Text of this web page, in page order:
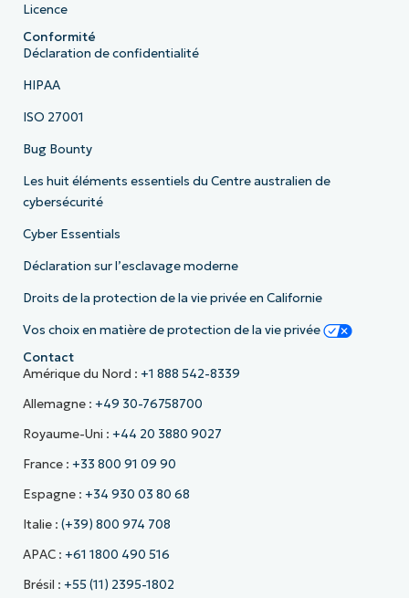
Licence
Conformité
Déclaration de confidentialité
HIPAA
ISO 27001
Bug Bounty
Les huit éléments essentiels du Centre australien de
cybersécurité
Cyber Essentials
Déclaration sur l’esclavage moderne
Droits de la protection de la vie privée en Californie
Vos choix en matière de protection de la vie privée
Contact
Amérique du Nord : +1 888 542-8339
Allemagne : +49 30-76758700
Royaume-Uni : +44 20 3880 9027
France : +33 800 91 09 90
Espagne : +34 930 03 80 68
Italie : (+39) 800 974 708
APAC : +61 1800 490 516
Brésil : +55 (11) 2395-1802